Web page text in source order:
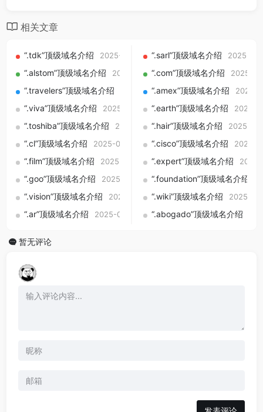
相关文章
“.tdk”顶级域名介绍 2025-09-01 “.sarl”顶级域名介绍 2025-
“.alstom”顶级域名介绍 2025-09-01“.com”顶级域名介绍 2025-
“.travelers”顶级域名介绍 2025-09-01“.amex”顶级域名介绍 2025-
“.viva”顶级域名介绍 2025-09-01 “.earth”顶级域名介绍 2025-
“.toshiba”顶级域名介绍 2025-09-01“.hair”顶级域名介绍 2025-
“.cl”顶级域名介绍 2025-09-01 “.cisco”顶级域名介绍 2025-
“.film”顶级域名介绍 2025-09-01 “.expert”顶级域名介绍
“.goo”顶级域名介绍 2025-09-01 “.foundation”顶级域名介绍
“.vision”顶级域名介绍 2025-09-01“.wiki”顶级域名介绍 2025-
“.ar”顶级域名介绍 2025-09-01 “.abogado”顶级域名介绍
暂无评论